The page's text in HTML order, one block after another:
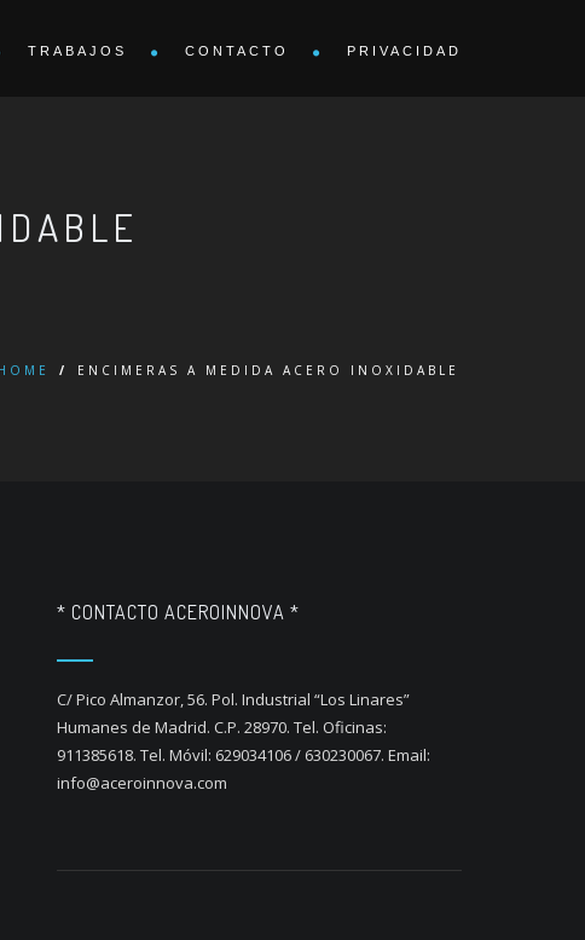
TRABAJOS CONTACTO PRIVACIDAD
/ ENCIMERAS A MEDIDA ACERO INOXIDABLE
* CONTACTO ACEROINNOVA *
C/ Pico Almanzor, 56. Pol. Industrial “Los Linares”
Humanes de Madrid. C.P. 28970. Tel. Oficinas:
911385618. Tel. Móvil: 629034106 / 630230067. Email:
info@aceroinnova.com